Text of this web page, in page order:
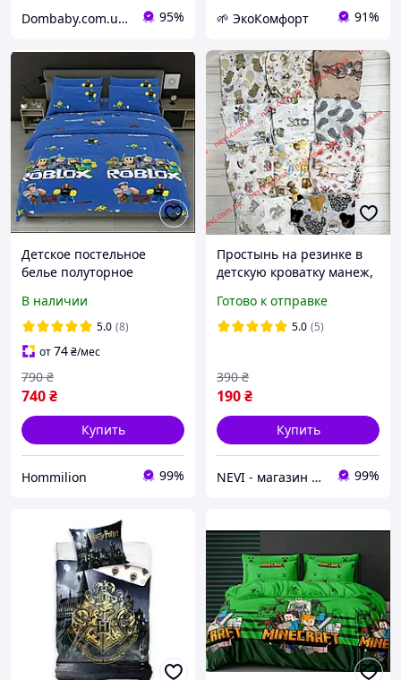
Dombaby.com.ua - интернет магазин детских товаров 95% 🌱 ЭкоКомфорт 91%
Детское постельное
белье полуторное
наволочкой 50*70 Бязь
Голд
В наличии
5.0 (8)
от74₴/мес
740₴
790 ₴
Купить
Hommilion 99%
Простынь на резинке в
детскую кроватку манеж,
Готово к отправке
5.0 (5)
190₴
390 ₴
Купить
NEVI - магазин детских товаров 99%